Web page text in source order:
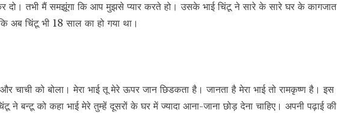
दो। तभी मैं समझूंगा कि आप मुझसे प्यार करते हो। उसके भाई चिंटू ने सारे के सारे घर के कागजात
अब चिंटू भी 18 साल का हो गया था।
चाची को बोला। मेरा भाई तू मेरे ऊपर जान छिडकता है। जानता है मेरा भाई तो रामकृष्ण है। इस
ने बन्टू को कहा भाई मेरे तुम्हें दूसरों के घर में ज्यादा आना-जाना छोड़ देना चाहिए। अपनी पढ़ाई की